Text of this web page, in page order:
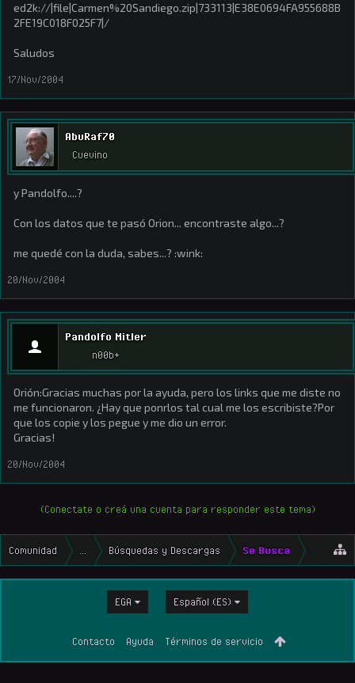
ed2k://|file|Carmen%20Sandiego.zip|733113|E38E0694FA955688B
2FE19C018F025F7|/
Saludos
17/Nov/2004
AbuRaf70
Cuevino
y Pandolfo....?
Con los datos que te pasó Orion... encontraste algo...?
me quedé con la duda, sabes...? :wink:
20/Nov/2004
Pandolfo Mitler
n00b+
Orión:Gracias muchas por la ayuda, pero los links que me diste no
me funcionaron. ¿Hay que ponrlos tal cual me los escribiste?Por
que los copie y los pegue y me dio un error.
Gracias!
20/Nov/2004
(Conectate o creá una cuenta para responder este tema)
Comunidad Búsquedas y Descargas Se Busca
EGA Español (ES)
Contacto Ayuda Términos de servicio